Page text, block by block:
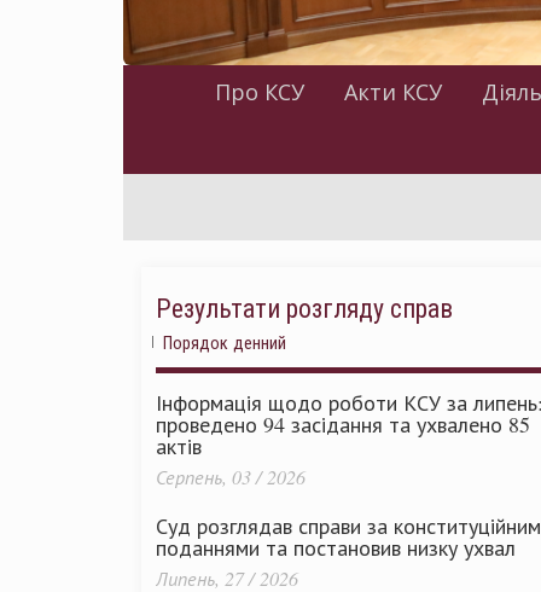
Про КСУ Акти КСУ
Результати розгляду справ
Порядок денний
Інформація щодо роботи КСУ за липень:
проведено 94 засідання та ухвалено 85
актів
Серпень, 03 / 2026
Суд розглядав справи за
поданнями та постановив низку ухвал
Липень, 27 / 2026